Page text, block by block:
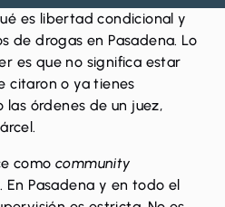
es libertad condicional y
de drogas en Pasadena. Lo
es que no significa estar
citaron o ya tienes
las órdenes de un juez,
como community
. En Pasadena y en todo el